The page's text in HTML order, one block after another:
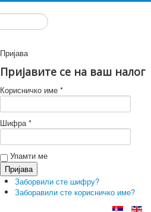
Пријава
Пријавите се на ваш налог
Корисничко име *
Шифра *
Упамти ме
Заборвили сте шифру?
Заборавили сте корисничко име?